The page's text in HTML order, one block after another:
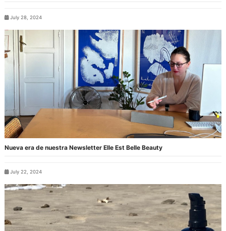
July 28, 2024
Nueva era de nuestra Newsletter Elle Est Belle Beauty
July 22, 2024